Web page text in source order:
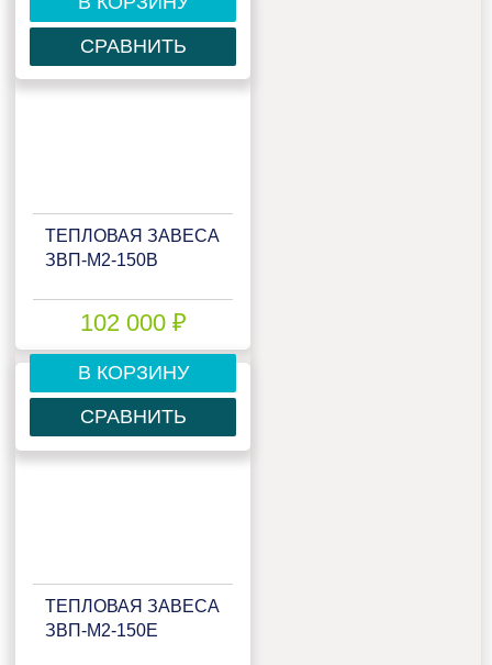
СРАВНИТЬ
ТЕПЛОВАЯ ЗАВЕСА
ЗВП-М2-150В
102 000 ₽
В КОРЗИНУ
СРАВНИТЬ
ТЕПЛОВАЯ ЗАВЕСА
ЗВП-М2-150Е